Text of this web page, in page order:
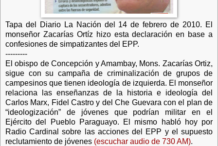
Tapa del Diario La Nación del 14 de febrero de 2010. El
monseñor Zacarías Ortíz hizo esta declaración en base a
confesiones de simpatizantes del EPP.
---------
El obispo de Concepción y Amambay, Mons. Zacarías Ortiz,
sigue con su campaña de criminalización de grupos de
campesinos que tienen ideología de izquierda. El monseñor
relaciona las enseñanzas de la historia e ideología del
Carlos Marx, Fidel Castro y del Che Guevara con el plan de
“ideologización” de jóvenes que podrían militar en el
Ejército del Pueblo Paraguayo. El mismo habló hoy por
Radio Cardinal sobre las acciones del EPP y el supuesto
reclutamiento de jóvenes (escuchar audio de 730 AM).